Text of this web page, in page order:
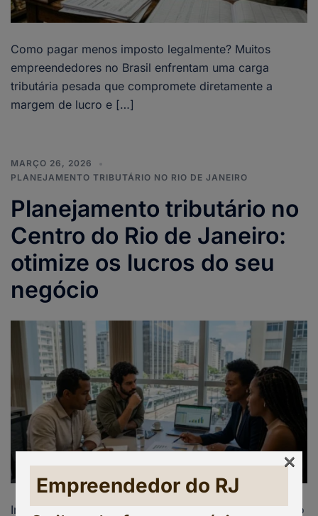
Como pagar menos imposto legalmente? Muitos
empreendedores no Brasil enfrentam uma carga
tributária pesada que compromete diretamente a
margem de lucro e […]
MARÇO 26, 2026
PLANEJAMENTO TRIBUTÁRIO NO RIO DE JANEIRO
Planejamento tributário no
Centro do Rio de Janeiro:
otimize os lucros do seu
negócio
Imagine a rotina do seu negócio no coração financeiro
Empreendedor do RJ
×